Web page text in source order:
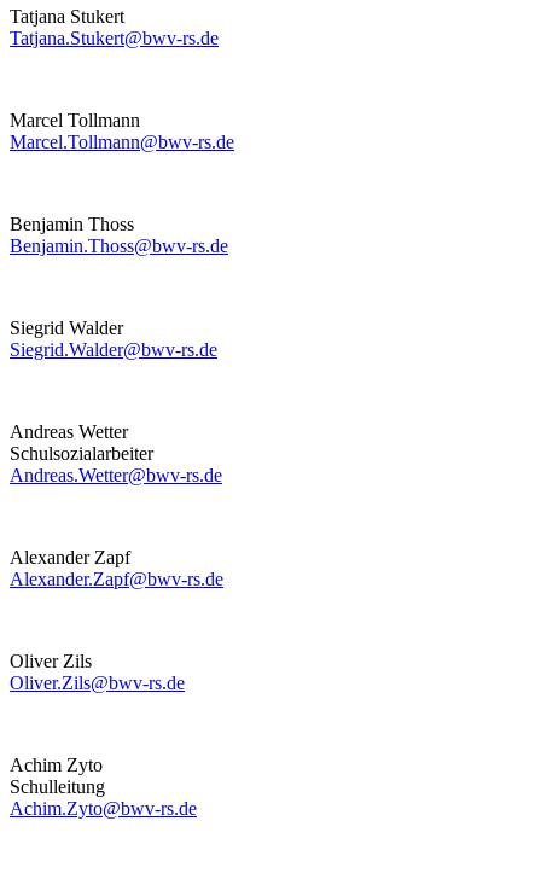
Tatjana Stukert
Tatjana.Stukert@bwv-rs.de
Marcel Tollmann
Marcel.Tollmann@bwv-rs.de
Benjamin Thoss
Benjamin.Thoss@bwv-rs.de
Siegrid Walder
Siegrid.Walder@bwv-rs.de
Andreas Wetter
Schulsozialarbeiter
Andreas.Wetter@bwv-rs.de
Alexander Zapf
Alexander.Zapf@bwv-rs.de
Oliver Zils
Oliver.Zils@bwv-rs.de
Achim Zyto
Schulleitung
Achim.Zyto@bwv-rs.de